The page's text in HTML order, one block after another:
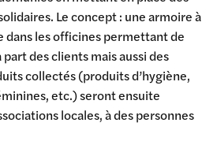
Le concept : une armoire à
dans les officines permettant de
des clients mais aussi des
collectés (produits d’hygiène,
etc.) seront ensuite
locales, à des personnes